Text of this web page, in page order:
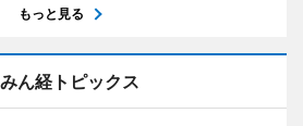
もっと見る
みん経トピックス